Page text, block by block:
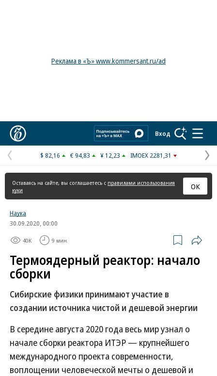
Реклама в «Ъ» www.kommersant.ru/ad
Вход
Предыдущая
страница
$ 82,16 € 94,83 ¥ 12,23 IMOEX 2281,31
Оставаясь на сайте, вы соглашаетесь с правилами использования
куки
ОК
Наука
30.09.2020, 00:00
40K 9 мин.
Термоядерный реактор: начало
сборки
Сибирские физики принимают участие в
создании источника чистой и дешевой энергии
В середине августа 2020 года весь мир узнал о
начале сборки реактора ИТЭР — крупнейшего
международного проекта современности,
воплощении человеческой мечты о дешевой и